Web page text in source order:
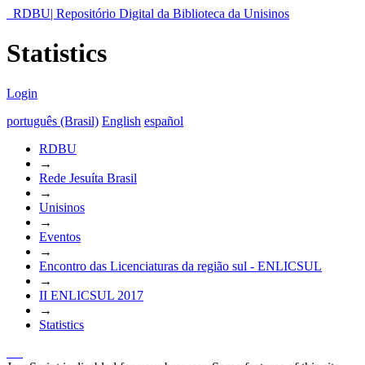
RDBU| Repositório Digital da Biblioteca da Unisinos
Statistics
Login
português (Brasil) English español
RDBU
→
Rede Jesuíta Brasil
→
Unisinos
→
Eventos
→
Encontro das Licenciaturas da região sul - ENLICSUL
→
II ENLICSUL 2017
→
Statistics